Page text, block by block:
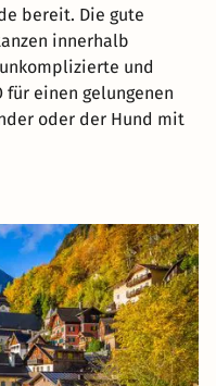
bereit. Die gute
innerhalb
und
für einen gelungenen
oder der Hund mit